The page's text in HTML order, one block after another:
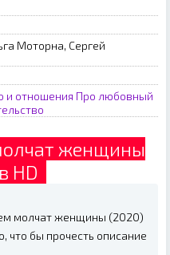
Моторна, Сергей
и отношения Про любовный
женщины
HD
молчат женщины (2020)
что бы прочесть описание